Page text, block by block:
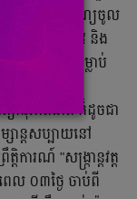
ក្នុងឱកាសពិធីបុណ្យចូល
៦៩ គ.ស.២០២៥ និង
ននូវទំនៀមទម្លាប់
ភាពសប្បាយ
យានុភាពជាតិ ក៏ដូចជា
សាន្តសប្បាយនៅ
តិការណ៍ "សង្ក្រាន្តវត្ត
ពេល ០៣ថ្ងៃ ចាប់ពី